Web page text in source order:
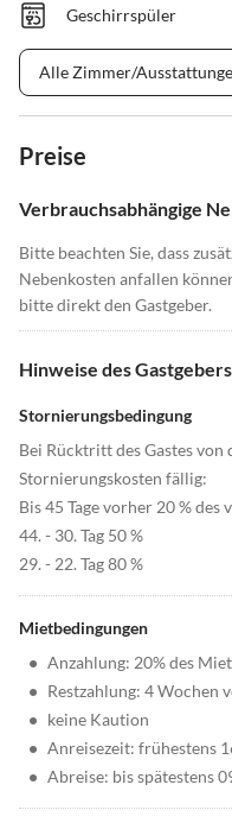
Geschirrspüler
Alle Zimmer/
Preise
Verbrauchsabhängige
Bitte beachten Sie, dass
Nebenkosten anfallen
bitte direkt den Gastgeber.
Hinweise des Gastgebers
Stornierungsbedingung
Bei Rücktritt des Gastes
Stornierungskosten fällig:
Bis 45 Tage vorher 20 %
44. - 30. Tag 50 %
29. - 22. Tag 80 %
Mietbedingungen
• Anzahlung: 20% des
• Restzahlung: 4 Wochen
• keine Kaution
• Anreisezeit: frühestens
• Abreise: bis spätestens